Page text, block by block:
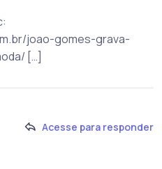
joao-gomes-grava-
[…]
Acesse para responder